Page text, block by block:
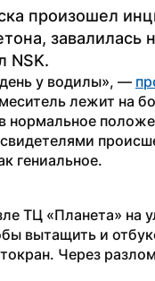
произошел
завалилась
NSK.
у водилы», —
лежит на
нормальное
гениальное.
вытащить и
Через